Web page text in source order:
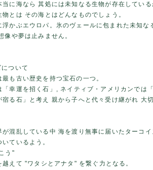
当に海なら 其処には未知なる生物が存在している
とは その海とはどんなものでしょう。
浮かぶエウロパ。氷のヴェールに包まれた未知な
像や夢は止みません。
ついて
も古い歴史を持つ宝石の一つ。
「幸運を招く石」, ネイティブ・アメリカンでは
宿る石」と考え 親から子へと代々受け継がれ 大
が混乱している中 海を渡り無事に届いたターコイ
ているよう。
う"
越えて "ワタシとアナタ" を繋ぐ力となる。